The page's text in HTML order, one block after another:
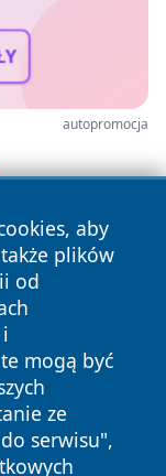
autopromocja
aby
także plików
od
mogą być
ze
serwisu",
zastrzeżone.
Polityka